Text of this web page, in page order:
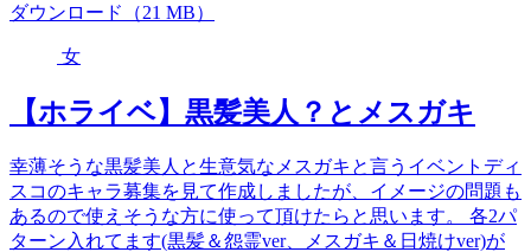
ダウンロード（21 MB）
女
【ホライベ】黒髪美人？とメスガキ
幸薄そうな黒髪美人と生意気なメスガキと言うイベントディ
スコのキャラ募集を見て作成しましたが、イメージの問題も
あるので使えそうな方に使って頂けたらと思います。 各2パ
ターン入れてます(黒髪＆怨霊ver、メスガキ＆日焼けver)が